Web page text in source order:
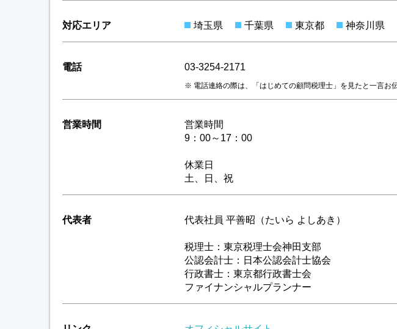
対応エリア 埼玉県 千葉県 東京都 神奈川県
電話 03-3254-2171
電話連絡の際は、「はじめての顧問税理士」を見たと一言お
営業時間
営業時間
9：00～17：00
休業日
土、日、祝
代表者 代表社員 平善昭（たいら よしあき）
税理士：東京税理士会神田支部
公認会計士：日本公認会計士協会
行政書士：東京都行政書士会
ファイナンシャルプランナー